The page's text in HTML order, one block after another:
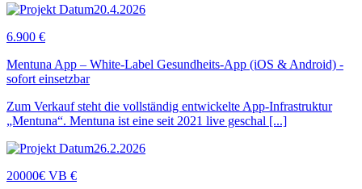
20.4.2026
6.900 €
Mentuna App – White-Label Gesundheits-App (iOS & Android) -
sofort einsetzbar
Zum Verkauf steht die vollständig entwickelte App-Infrastruktur
„Mentuna“. Mentuna ist eine seit 2021 live geschal [...]
26.2.2026
20000€ VB €